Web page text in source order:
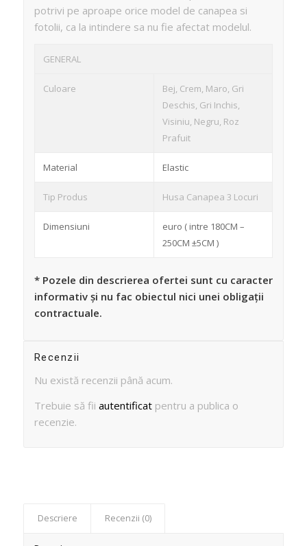
potrivi pe aproape orice model de canapea si
fotolii, ca la intindere sa nu fie afectat modelul.
GENERAL
Culoare
Bej, Crem, Maro, Gri
Deschis, Gri Inchis,
Visiniu, Negru, Roz
Prafuit
Material Elastic
Tip Produs Husa Canapea 3 Locuri
Dimensiuni
euro ( intre 180CM –
250CM ±5CM )
* Pozele din descrierea ofertei sunt cu caracter
informativ și nu fac obiectul nici unei obligații
contractuale.
Recenzii
Nu există recenzii până acum.
Trebuie să fii autentificatpentru a publica o
recenzie.
Descriere Recenzii (0)